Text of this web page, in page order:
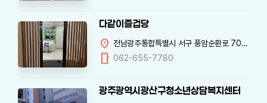
다같이즐겁당
location_on 전남광주통합특별시 서구 풍암순환로 70 남양현대아파트 관리동 3층
mobile 062-655-7780
광주광역시광산구청소년상담복지센터